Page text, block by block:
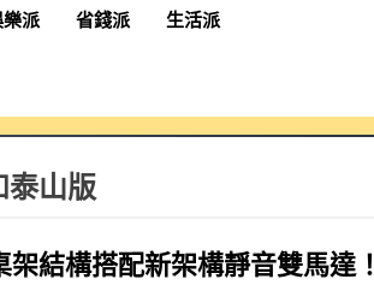
派 省錢派 生活派
泰山版
結構搭配新架構靜音雙馬達！